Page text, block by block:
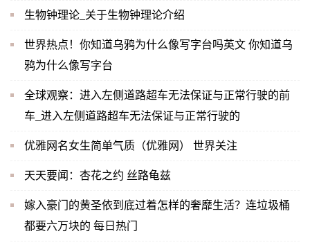
生物钟理论_关于生物钟理论介绍
世界热点！你知道乌鸦为什么像写字台吗英文 你知道乌
鸦为什么像写字台
全球观察：进入左侧道路超车无法保证与正常行驶的前
车_进入左侧道路超车无法保证与正常行驶的
优雅网名女生简单气质（优雅网） 世界关注
天天要闻：杏花之约 丝路龟兹
嫁入豪门的黄圣依到底过着怎样的奢靡生活？连垃圾桶
都要六万块的 每日热门